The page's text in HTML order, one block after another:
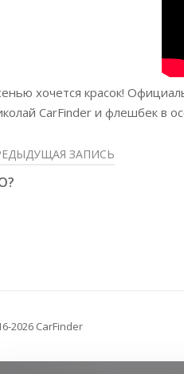
хочется красок!
CarFinder и флешбек в
ЗАПИСЬ
2026 CarFinder